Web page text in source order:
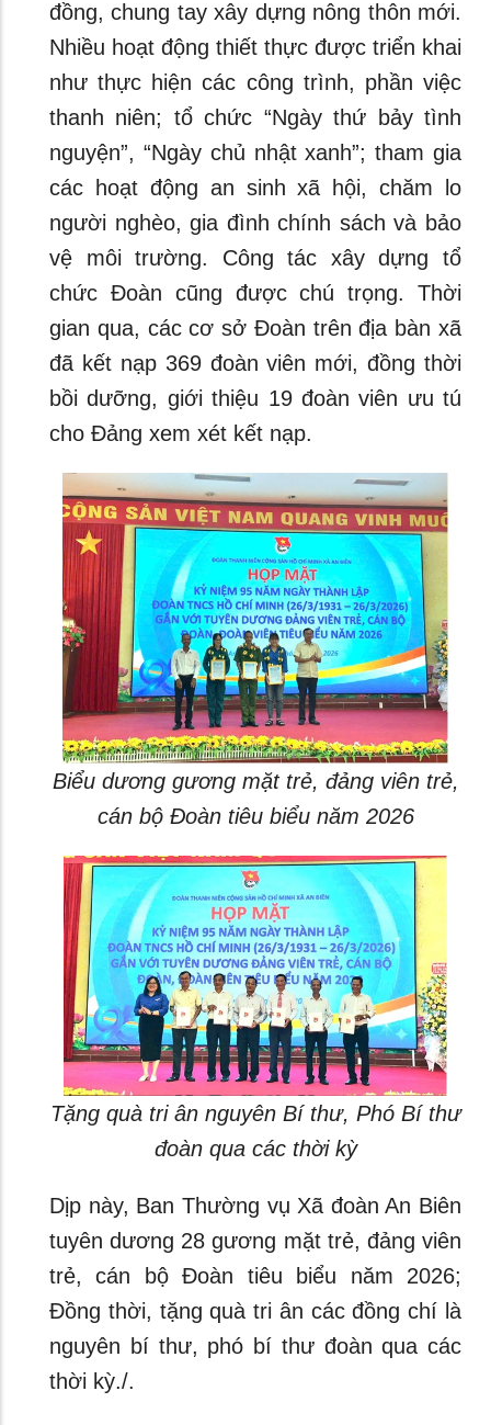
đồng, chung tay xây dựng nông thôn mới.
Nhiều hoạt động thiết thực được triển khai
như thực hiện các công trình, phần việc
thanh niên; tổ chức “Ngày thứ bảy tình
nguyện”, “Ngày chủ nhật xanh”; tham gia
các hoạt động an sinh xã hội, chăm lo
người nghèo, gia đình chính sách và bảo
vệ môi trường. Công tác xây dựng tổ
chức Đoàn cũng được chú trọng. Thời
gian qua, các cơ sở Đoàn trên địa bàn xã
đã kết nạp 369 đoàn viên mới, đồng thời
bồi dưỡng, giới thiệu 19 đoàn viên ưu tú
cho Đảng xem xét kết nạp.
Biểu dương gương mặt trẻ, đảng viên trẻ,
cán bộ Đoàn tiêu biểu năm 2026
Tặng quà tri ân nguyên Bí thư, Phó Bí thư
đoàn qua các thời kỳ
Dịp này, Ban Thường vụ Xã đoàn An Biên
tuyên dương 28 gương mặt trẻ, đảng viên
trẻ, cán bộ Đoàn tiêu biểu năm 2026;
Đồng thời, tặng quà tri ân các đồng chí là
nguyên bí thư, phó bí thư đoàn qua các
thời kỳ./.